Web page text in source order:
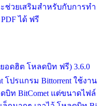
ะช่วยเสริมสำหรับกับการทำ
ได้ ฟรี
ยอดฮิต โหลดบิท ฟรี) 3.6.0
โปรแกรม Bittorrent ใช้งาน
บิท BitComet แต่ขนาดไฟล์